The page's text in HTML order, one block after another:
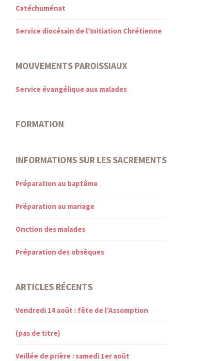
Catéchuménat
Service diocésain de l’Initiation Chrétienne
MOUVEMENTS PAROISSIAUX
Service évangélique aux malades
FORMATION
INFORMATIONS SUR LES SACREMENTS
Préparation au baptême
Préparation au mariage
Onction des malades
Préparation des obsèques
ARTICLES RÉCENTS
Vendredi 14 août : fête de l’Assomption
(pas de titre)
Veillée de prière : samedi 1er août